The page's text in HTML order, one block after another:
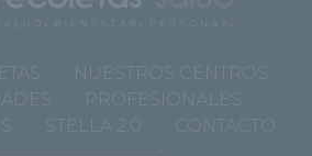
NUESTROS CENTROS
PROFESIONALES
STELLA 2.0 CONTACTO